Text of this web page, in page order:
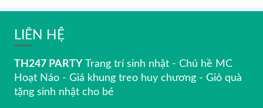
LIÊN HỆ
TH247 PARTY Trang trí sinh nhật - Chú hề MC
Hoạt Náo - Giá khung treo huy chương - Giỏ quà
tặng sinh nhật cho bé